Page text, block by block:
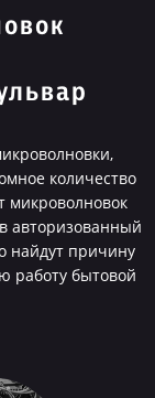
количество
микроволновок
авторизованный
найдут причину
работу бытовой